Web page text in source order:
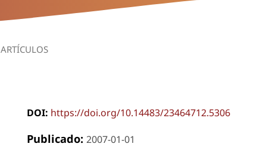
ARTÍCULOS
DOI: https://doi.org/10.14483/23464712.5306
Publicado: 2007-01-01